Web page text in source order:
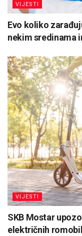
VIJESTI
Evo koliko
nekim sredinama
VIJESTI
SKB Mostar
električnih